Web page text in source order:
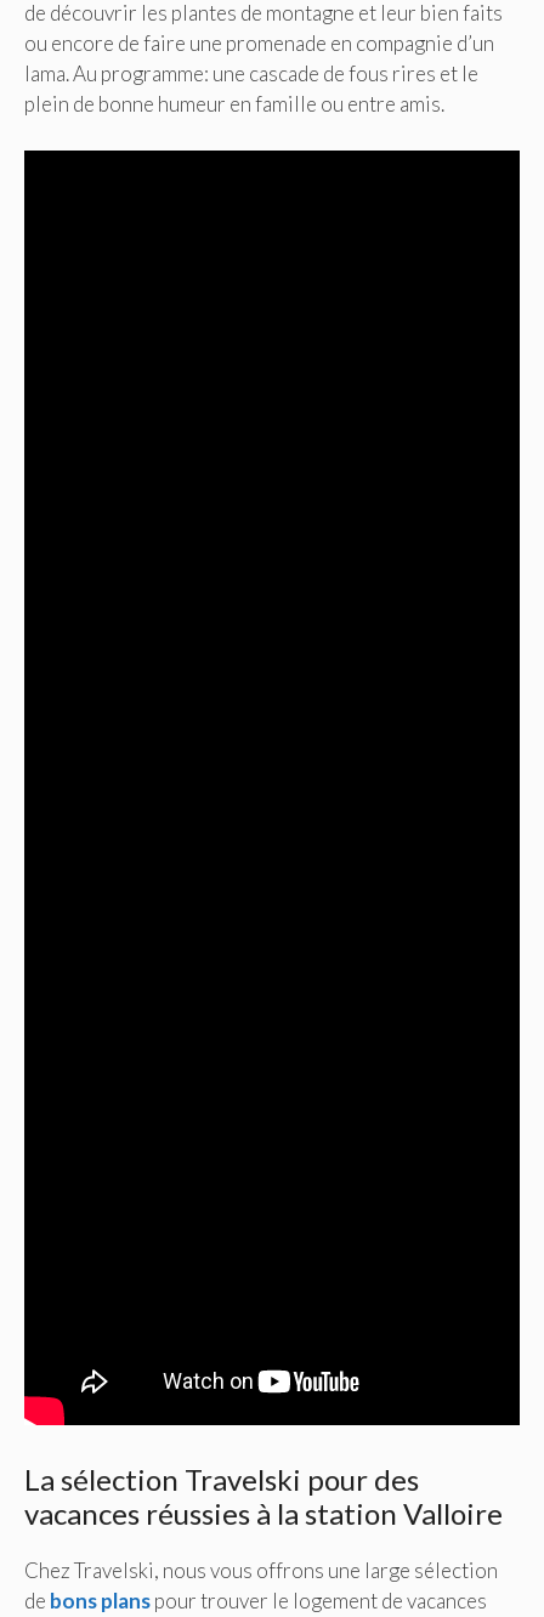
de découvrir les plantes de montagne et leur bien faits
ou encore de faire une promenade en compagnie d’un
lama. Au programme: une cascade de fous rires et le
plein de bonne humeur en famille ou entre amis.
La sélection Travelski pour des
vacances réussies à la station Valloire
Chez Travelski, nous vous offrons une large sélection
de bons planspour trouver le logement de vacances